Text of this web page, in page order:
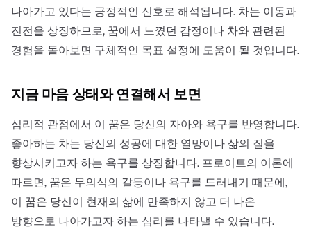
나아가고 있다는 긍정적인 신호로 해석됩니다. 차는 이동과
진전을 상징하므로, 꿈에서 느꼈던 감정이나 차와 관련된
경험을 돌아보면 구체적인 목표 설정에 도움이 될 것입니다.
지금 마음 상태와 연결해서 보면
심리적 관점에서 이 꿈은 당신의 자아와 욕구를 반영합니다.
좋아하는 차는 당신의 성공에 대한 열망이나 삶의 질을
향상시키고자 하는 욕구를 상징합니다. 프로이트의 이론에
따르면, 꿈은 무의식의 갈등이나 욕구를 드러내기 때문에,
이 꿈은 당신이 현재의 삶에 만족하지 않고 더 나은
방향으로 나아가고자 하는 심리를 나타낼 수 있습니다.